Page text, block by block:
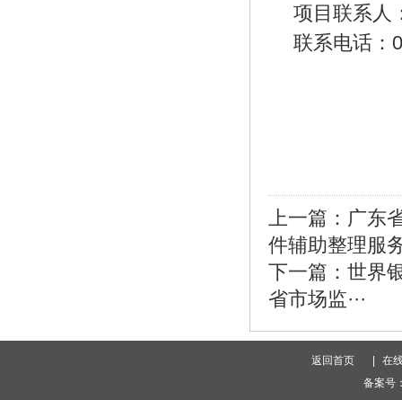
项目联系人
联系电话：
上一篇： 广东
件辅助整理服
下一篇： 世界
省市场监···
返回首页
在
备案号